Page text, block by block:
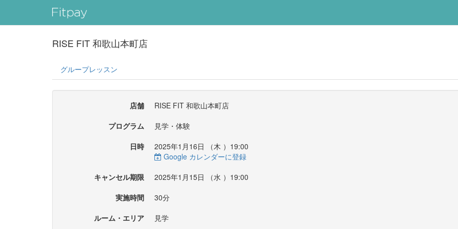
RISE FIT 和歌山本町店
グループレッスン
店舗
RISE FIT 和歌山本町店
プログラム
見学・体験
日時
2025年1月16日 （木 ）19:00
Google カレンダーに登録
キャンセル期限
2025年1月15日 （水 ）19:00
実施時間
30分
ルーム・エリア
見学